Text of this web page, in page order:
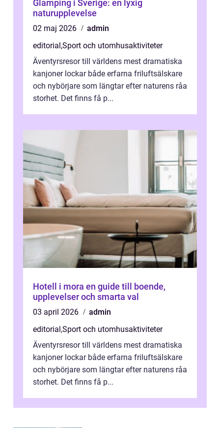
Glamping i Sverige: en lyxig
naturupplevelse
02 maj 2026
admin
editorial,Sport och utomhusaktiviteter
Äventyrsresor till världens mest dramatiska
kanjoner lockar både erfarna friluftsälskare
och nybörjare som längtar efter naturens råa
storhet. Det finns få p...
Hotell i mora en guide till boende,
upplevelser och smarta val
03 april 2026
admin
editorial,Sport och utomhusaktiviteter
Äventyrsresor till världens mest dramatiska
kanjoner lockar både erfarna friluftsälskare
och nybörjare som längtar efter naturens råa
storhet. Det finns få p...